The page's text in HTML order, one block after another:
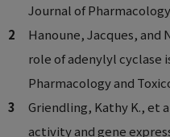
Journal of Pharmacology
Hanoune, Jacques, and
role of adenylyl cyclase
Pharmacology and
Griendling, Kathy K., et
activity and gene